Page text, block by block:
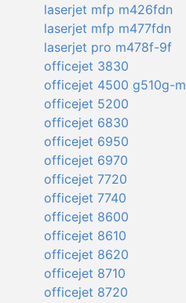
laserjet mfp m426fdn
laserjet mfp m477fdn
laserjet pro m478f-9f
officejet 3830
officejet 4500 g510g-m
officejet 5200
officejet 6830
officejet 6950
officejet 6970
officejet 7720
officejet 7740
officejet 8600
officejet 8610
officejet 8620
officejet 8710
officejet 8720